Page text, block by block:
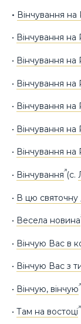
• Вінчування на
• Вінчування на
• Вінчування на
• Вінчування на
• Вінчування на
• Вінчування на
• Вінчування на
• Вінчування(с.
• В цю
• Весела новина
• Вінчую Вас в
• Вінчую Вас з
• Вінчую, вінчую
• Там на востоці